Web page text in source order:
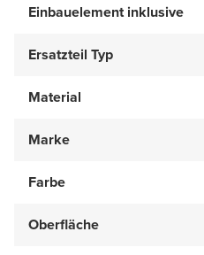
Einbauelement inklusive
Ersatzteil Typ
Material
Marke
Farbe
Oberfläche